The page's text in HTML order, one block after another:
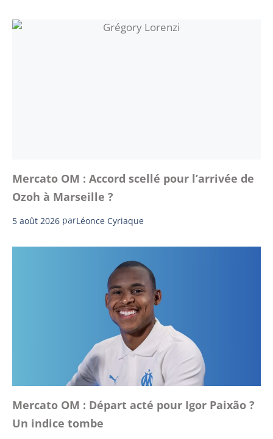
Mercato OM : Accord scellé pour l’arrivée de
Ozoh à Marseille ?
5 août 2026 parLéonce Cyriaque
Mercato OM : Départ acté pour Igor Paixão ?
Un indice tombe